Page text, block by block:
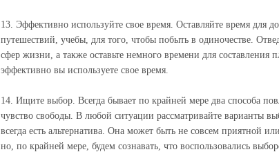
13. Эффективно используйте свое время. Оставляйте время для
путешествий, учебы, для того, чтобы побыть в одиночестве.
сфер жизни, а также оставьте немного времени для составления
эффективно вы используете свое время.
14. Ищите выбор. Всегда бывает по крайней мере два способа
чувство свободы. В любой ситуации рассматривайте варианты
всегда есть альтернатива. Она может быть не совсем приятной
но, по крайней мере, будем сознавать, что воспользовались